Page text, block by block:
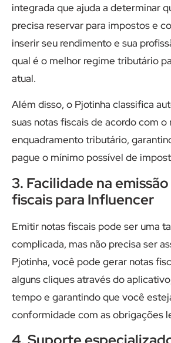
integrada que ajuda a determinar
precisa reservar para impostos e
inserir seu rendimento e sua
qual é o melhor regime tributário
atual.
Além disso, o Pjotinha classifica
suas notas fiscais de acordo com o
enquadramento tributário,
pague o mínimo possível de
3. Facilidade na
fiscais para Influencer
Emitir notas fiscais pode ser uma
complicada, mas não precisa ser
Pjotinha, você pode gerar notas
alguns cliques através do
tempo e garantindo que você
conformidade com as obrigações